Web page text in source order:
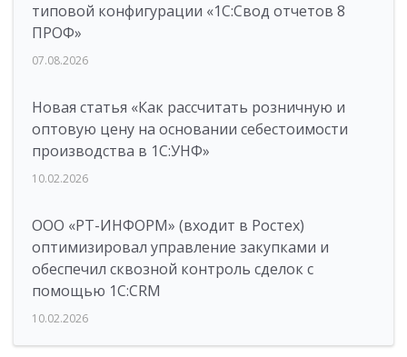
типовой конфигурации «1C:Свод отчетов 8
ПРОФ»
07.08.2026
Новая статья «Как рассчитать розничную и
оптовую цену на основании себестоимости
производства в 1С:УНФ»
10.02.2026
ООО «РТ-ИНФОРМ» (входит в Ростех)
оптимизировал управление закупками и
обеспечил сквозной контроль сделок с
помощью 1С:CRM
10.02.2026